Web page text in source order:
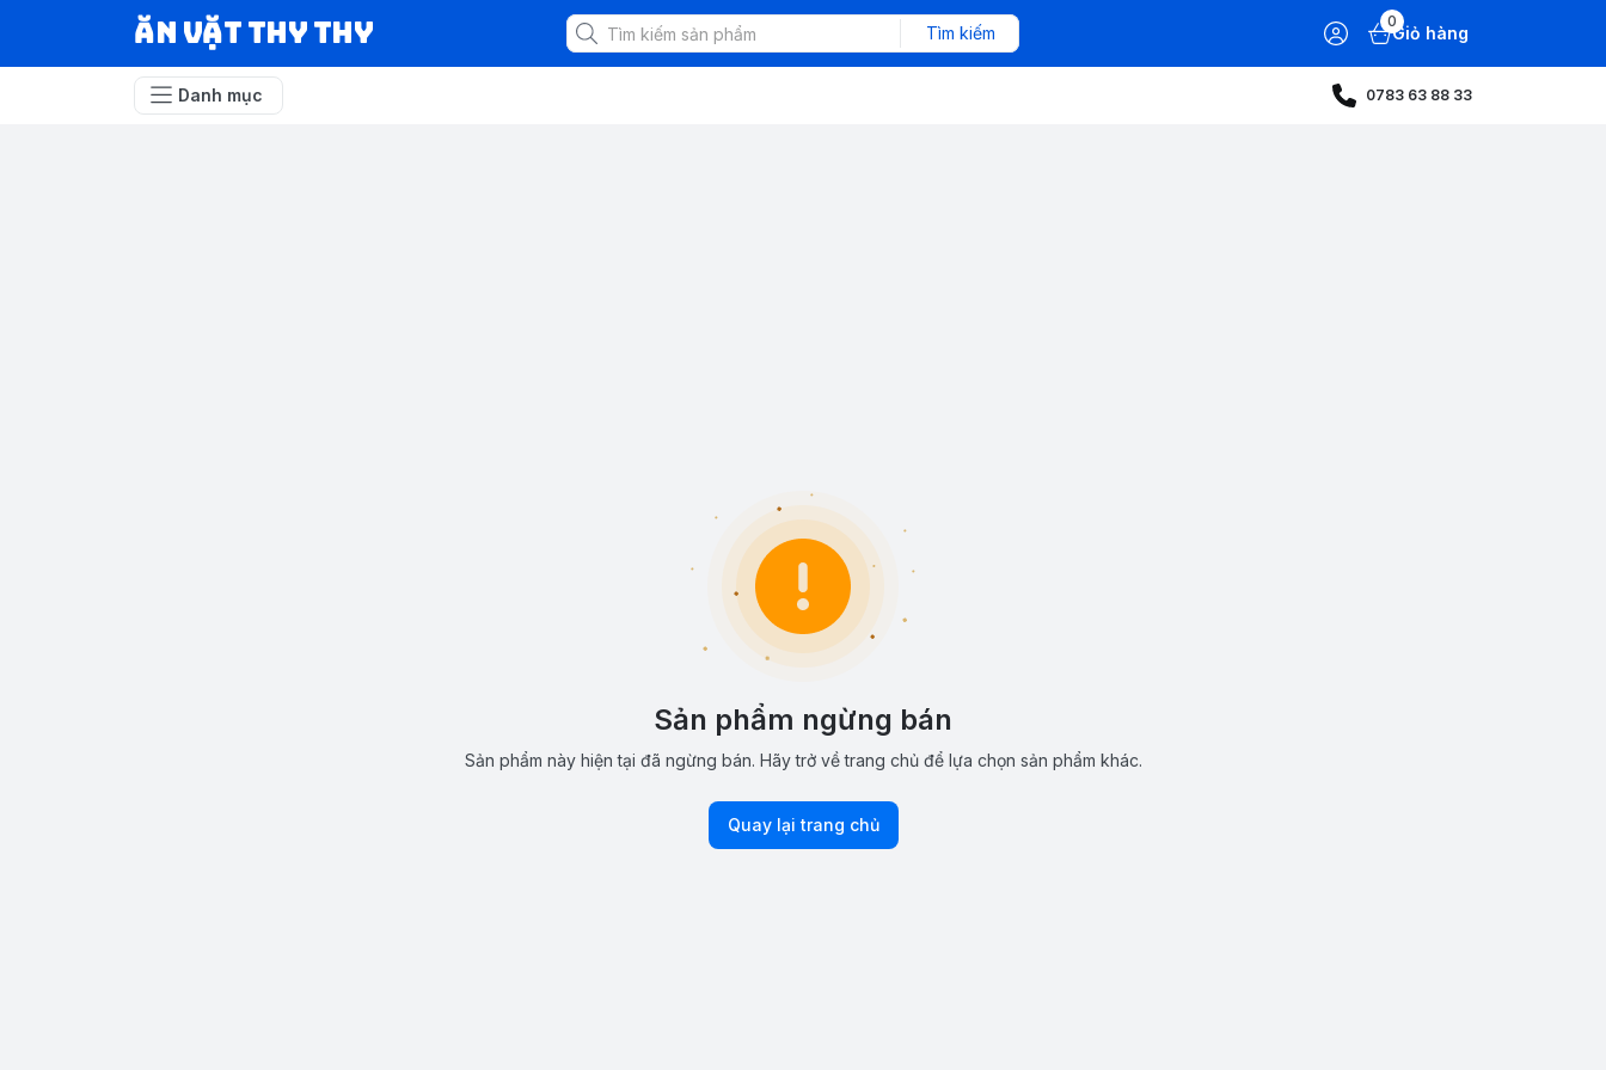
Ăn vặt Thy Thy Tìm kiếm
0
Giỏ hàng
Danh mục 0783 63 88 33
Sản phẩm ngừng bán
Sản phẩm này hiện tại đã ngừng bán. Hãy trở về trang chủ để lựa chọn sản phẩm khác.
Quay lại trang chủ